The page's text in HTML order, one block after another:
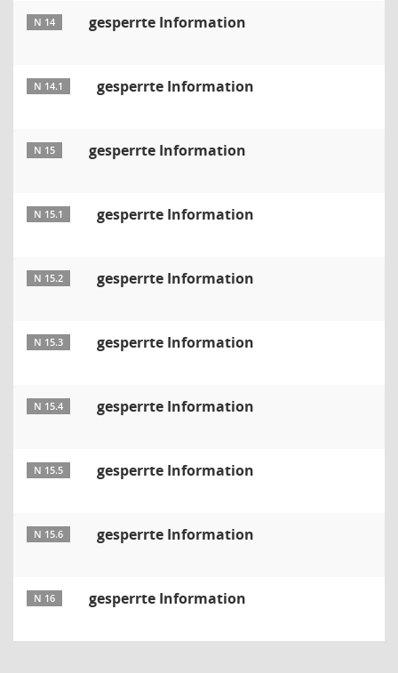
N 14 gesperrte Information
N 14.1 gesperrte Information
N 15 gesperrte Information
N 15.1 gesperrte Information
N 15.2 gesperrte Information
N 15.3 gesperrte Information
N 15.4 gesperrte Information
N 15.5 gesperrte Information
N 15.6 gesperrte Information
N 16 gesperrte Information